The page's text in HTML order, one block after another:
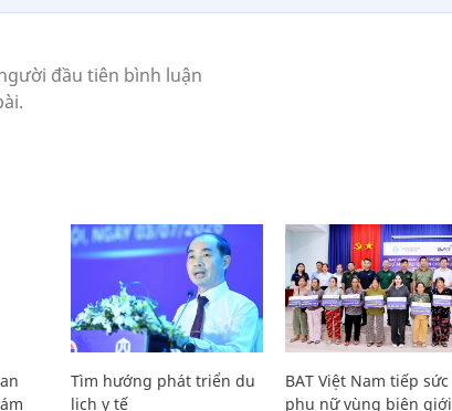
Tìm hướng phát triển du
lịch y tế
BAT Việt Nam tiếp sức
phụ nữ vùng biên giới